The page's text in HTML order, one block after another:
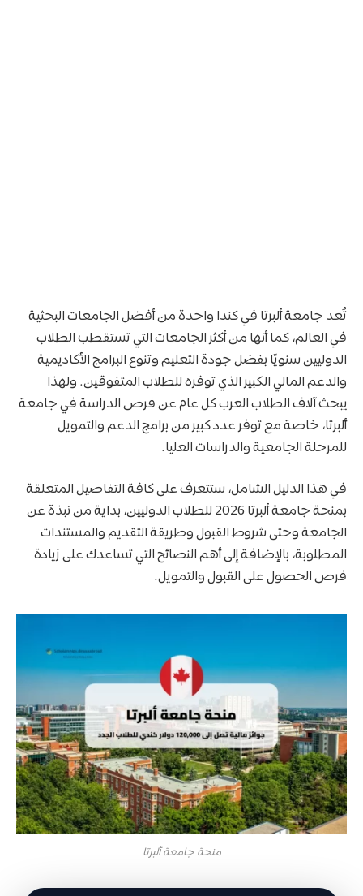
تُعد جامعة ألبرتا في كندا واحدة من أفضل الجامعات البحثية
في العالم، كما أنها من أكثر الجامعات التي تستقطب الطلاب
الدوليين سنويًا بفضل جودة التعليم وتنوع البرامج الأكاديمية
والدعم المالي الكبير الذي توفره للطلاب المتفوقين. ولهذا
يبحث آلاف الطلاب العرب كل عام عن فرص الدراسة في جامعة
ألبرتا، خاصة مع توفر عدد كبير من برامج الدعم والتمويل
للمرحلة الجامعية والدراسات العليا.
في هذا الدليل الشامل، ستتعرف على كافة التفاصيل المتعلقة
بمنحة جامعة ألبرتا 2026 للطلاب الدوليين، بداية من نبذة عن
الجامعة وحتى شروط القبول وطريقة التقديم والمستندات
المطلوبة، بالإضافة إلى أهم النصائح التي تساعدك على زيادة
فرص الحصول على القبول والتمويل.
منحة جامعة ألبرتا